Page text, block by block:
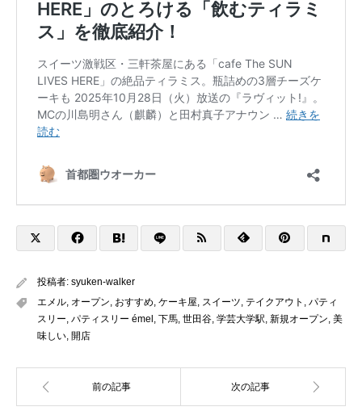
投稿者: syuken-walker
エメル オープン おすすめ ケーキ屋 スイーツ テイクアウト
パティ
スリー パティスリー émel 下馬 世田谷 学芸大学駅 新規オープン 美
味しい 開店